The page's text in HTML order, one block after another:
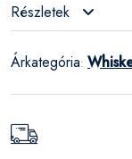
Részletek
Árkategória: